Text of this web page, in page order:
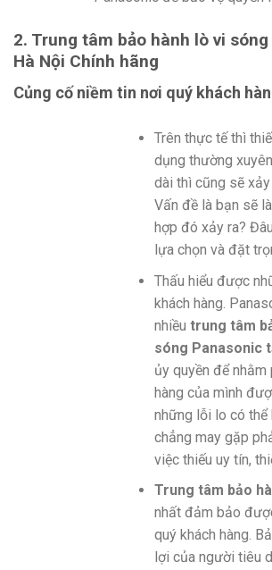
2. Trung tâm bảo hành lò vi
Hà Nội Chính hãng
Củng cố niềm tin nơi quý khách
Trên thực tế thì
dụng thường
dài thì cũng sẽ
Vấn đề là bạn sẽ
hợp đó xảy ra?
lựa chọn và đặt
Thấu hiểu được
khách hàng.
nhiềutrung tâm
sóng Panasonic
ủy quyền để nhằm
hàng của mình
những lỗi lo có
chẳng may gặp
việc thiếu uy tín,
Trung tâm bảo
nhất đảm bảo
quý khách hàng.
lợi của người tiêu